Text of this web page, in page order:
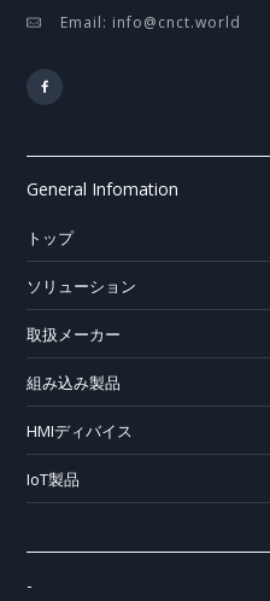
Email: info@cnct.world
General Infomation
トップ
ソリューション
取扱メーカー
組み込み製品
HMIディバイス
IoT製品
-